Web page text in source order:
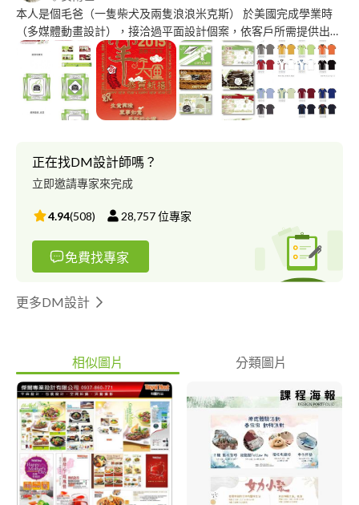
本人是個毛爸（一隻柴犬及兩隻浪浪米克斯） 於美國完成學業時
（多媒體動畫設計），接洽過平面設計個案，依客戶所需提供出所
需之設計結果 回台亦任職過ＶＲ相關專案（全職）及部分ＵＩ／
展場輸出／包裝／票卷等平面設計。 （個人想法） 設計與藝術一
樣，沒有完美。只有特色上的抉擇，看是貼近客戶所需或是迎合市
場上要求 （工作部分） 習慣藉由與客戶溝通中所提到或提供的相
關元素，創造出符合客戶需求之設計 價格部份，將依據客戶要求
（歡迎來信詢問合作項目及報價） 提供的服務有： 商標設計 ＣＩ
Ｓ企業識別設計 ＤＭ／菜單／賀卡排版及設計 寵物相關文創設計
（種類可討論） 寵物LINE貼圖製作及申請 未列出者歡迎詢問 若有
合作之機會或相關設計問題，歡迎留言告知內容 （合作試作可討
論） 謝謝 浣熊與波 設計工作室
正在找DM設計師嗎？
立即邀請專家來完成
4.94(508) 28,757位專家
免費找專家
更多DM設計
相似圖片 分類圖片